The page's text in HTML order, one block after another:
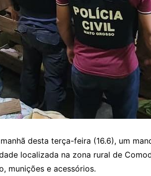
desta terça-feira (16.6), um
localizada na zona rural de
munições e acessórios.